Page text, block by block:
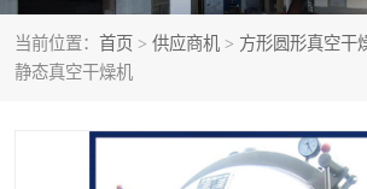
当前位置： 首页 > 供应商机 > 方形圆形真空干
静态真空干燥机
桨叶干燥机 高速混
带式干